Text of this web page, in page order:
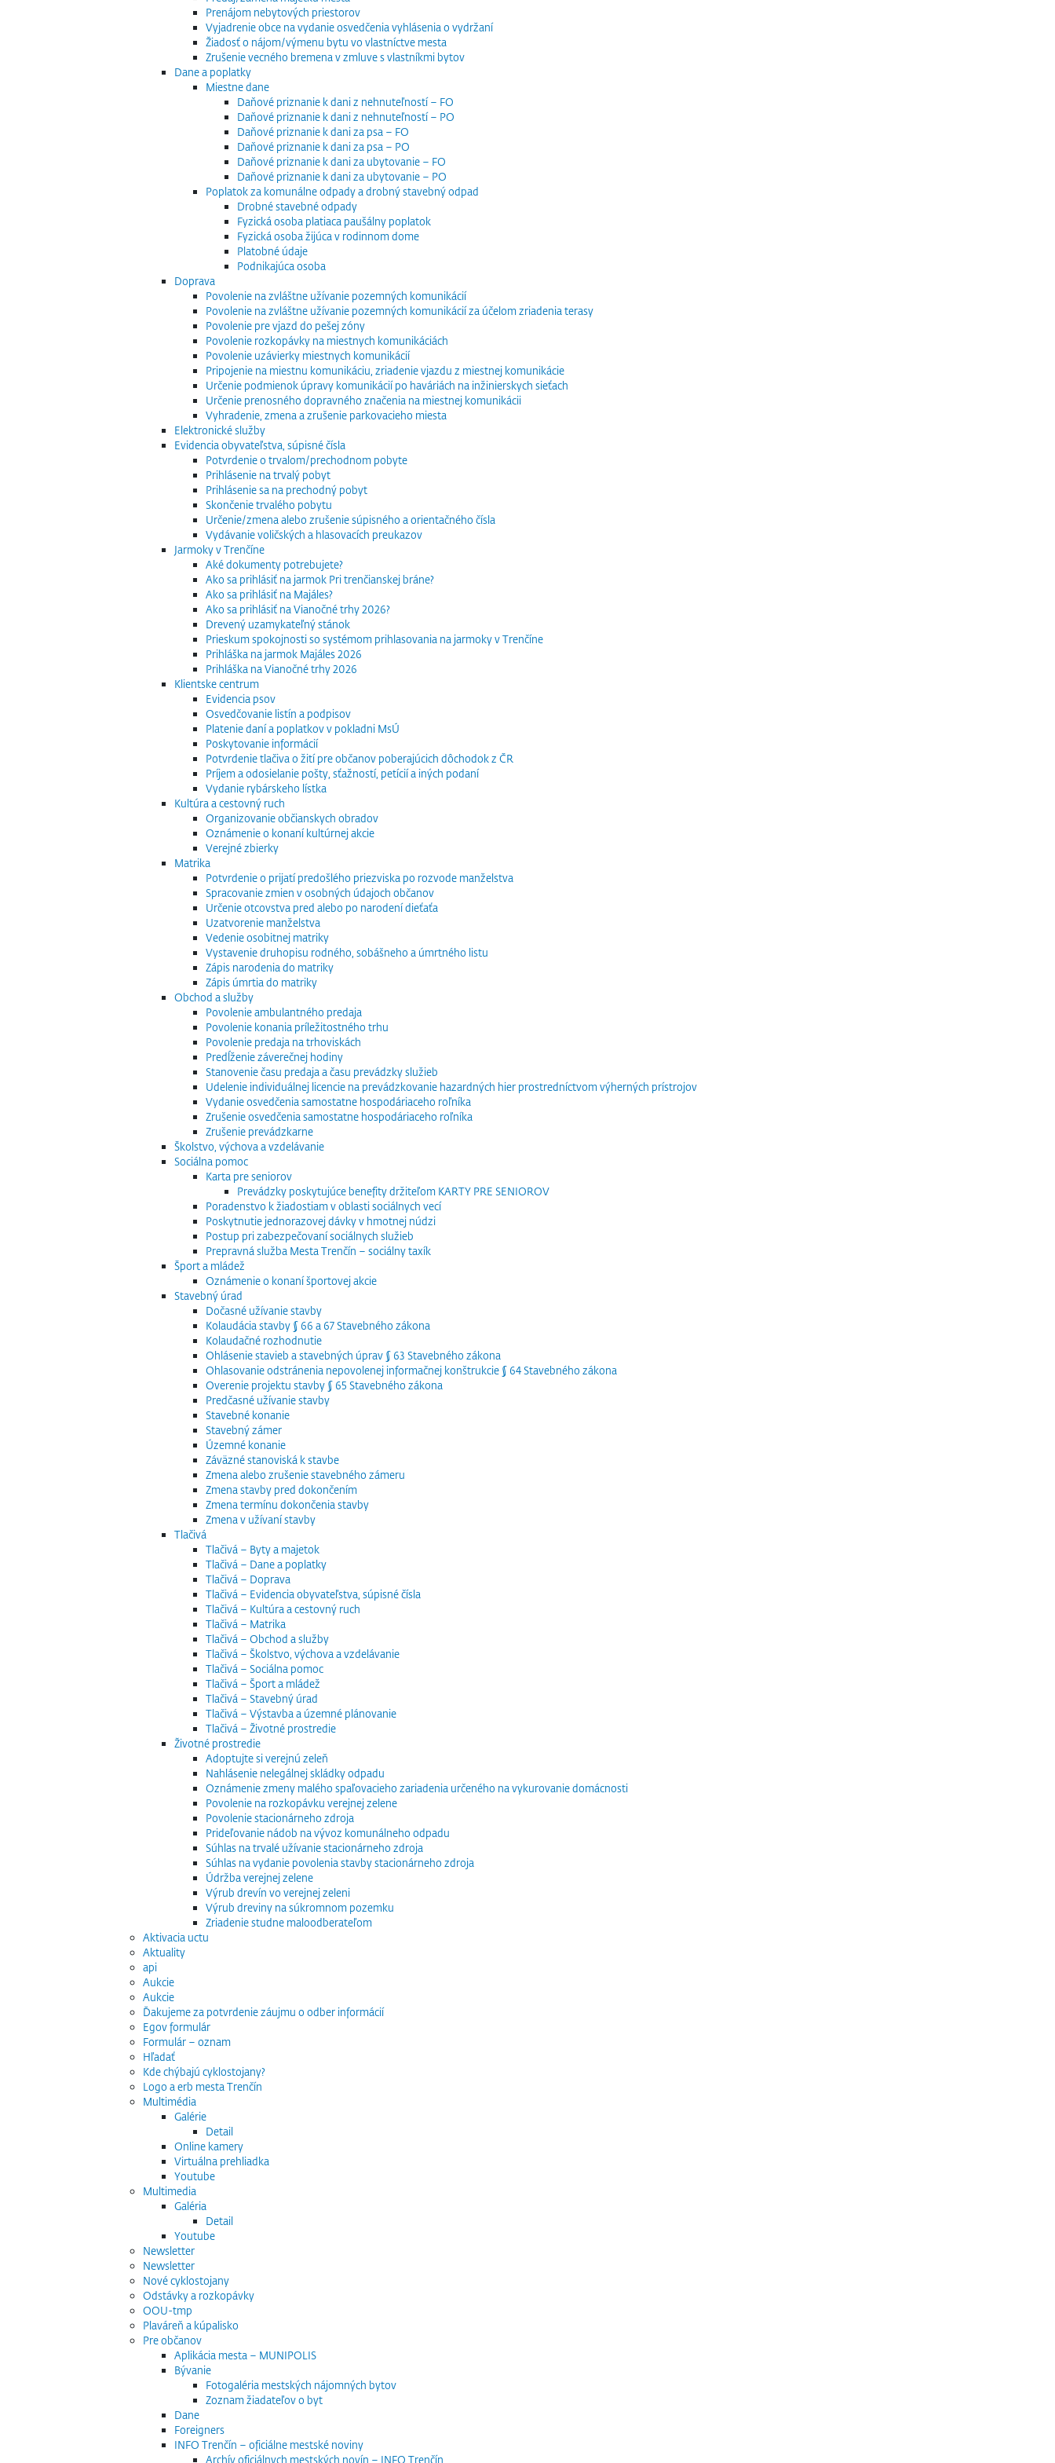
Prenájom nebytových priestorov
Vyjadrenie obce na vydanie osvedčenia vyhlásenia o vydržaní
Žiadosť o nájom/výmenu bytu vo vlastníctve mesta
Zrušenie vecného bremena v zmluve s vlastníkmi bytov
Dane a poplatky
Miestne dane
Daňové priznanie k dani z nehnuteľností – FO
Daňové priznanie k dani z nehnuteľností – PO
Daňové priznanie k dani za psa – FO
Daňové priznanie k dani za psa – PO
Daňové priznanie k dani za ubytovanie – FO
Daňové priznanie k dani za ubytovanie – PO
Poplatok za komunálne odpady a drobný stavebný odpad
Drobné stavebné odpady
Fyzická osoba platiaca paušálny poplatok
Fyzická osoba žijúca v rodinnom dome
Platobné údaje
Podnikajúca osoba
Doprava
Povolenie na zvláštne užívanie pozemných komunikácií
Povolenie na zvláštne užívanie pozemných komunikácií za účelom zriadenia terasy
Povolenie pre vjazd do pešej zóny
Povolenie rozkopávky na miestnych komunikáciách
Povolenie uzávierky miestnych komunikácií
Pripojenie na miestnu komunikáciu, zriadenie vjazdu z miestnej komunikácie
Určenie podmienok úpravy komunikácií po haváriách na inžinierskych sieťach
Určenie prenosného dopravného značenia na miestnej komunikácii
Vyhradenie, zmena a zrušenie parkovacieho miesta
Elektronické služby
Evidencia obyvateľstva, súpisné čísla
Potvrdenie o trvalom/prechodnom pobyte
Prihlásenie na trvalý pobyt
Prihlásenie sa na prechodný pobyt
Skončenie trvalého pobytu
Určenie/zmena alebo zrušenie súpisného a orientačného čísla
Vydávanie voličských a hlasovacích preukazov
Jarmoky v Trenčíne
Aké dokumenty potrebujete?
Ako sa prihlásiť na jarmok Pri trenčianskej bráne?
Ako sa prihlásiť na Majáles?
Ako sa prihlásiť na Vianočné trhy 2026?
Drevený uzamykateľný stánok
Prieskum spokojnosti so systémom prihlasovania na jarmoky v Trenčíne
Prihláška na jarmok Majáles 2026
Prihláška na Vianočné trhy 2026
Klientske centrum
Evidencia psov
Osvedčovanie listín a podpisov
Platenie daní a poplatkov v pokladni MsÚ
Poskytovanie informácií
Potvrdenie tlačiva o žití pre občanov poberajúcich dôchodok z ČR
Príjem a odosielanie pošty, sťažností, petícií a iných podaní
Vydanie rybárskeho lístka
Kultúra a cestovný ruch
Organizovanie občianskych obradov
Oznámenie o konaní kultúrnej akcie
Verejné zbierky
Matrika
Potvrdenie o prijatí predošlého priezviska po rozvode manželstva
Spracovanie zmien v osobných údajoch občanov
Určenie otcovstva pred alebo po narodení dieťaťa
Uzatvorenie manželstva
Vedenie osobitnej matriky
Vystavenie druhopisu rodného, sobášneho a úmrtného listu
Zápis narodenia do matriky
Zápis úmrtia do matriky
Obchod a služby
Povolenie ambulantného predaja
Povolenie konania príležitostného trhu
Povolenie predaja na trhoviskách
Predĺženie záverečnej hodiny
Stanovenie času predaja a času prevádzky služieb
Udelenie individuálnej licencie na prevádzkovanie hazardných hier prostredníctvom výherných prístrojov
Vydanie osvedčenia samostatne hospodáriaceho roľníka
Zrušenie osvedčenia samostatne hospodáriaceho roľníka
Zrušenie prevádzkarne
Školstvo, výchova a vzdelávanie
Sociálna pomoc
Karta pre seniorov
Prevádzky poskytujúce benefity držiteľom KARTY PRE SENIOROV
Poradenstvo k žiadostiam v oblasti sociálnych vecí
Poskytnutie jednorazovej dávky v hmotnej núdzi
Postup pri zabezpečovaní sociálnych služieb
Prepravná služba Mesta Trenčín – sociálny taxík
Šport a mládež
Oznámenie o konaní športovej akcie
Stavebný úrad
Dočasné užívanie stavby
Kolaudácia stavby § 66 a 67 Stavebného zákona
Kolaudačné rozhodnutie
Ohlásenie stavieb a stavebných úprav § 63 Stavebného zákona
Ohlasovanie odstránenia nepovolenej informačnej konštrukcie § 64 Stavebného zákona
Overenie projektu stavby § 65 Stavebného zákona
Predčasné užívanie stavby
Stavebné konanie
Stavebný zámer
Územné konanie
Záväzné stanoviská k stavbe
Zmena alebo zrušenie stavebného zámeru
Zmena stavby pred dokončením
Zmena termínu dokončenia stavby
Zmena v užívaní stavby
Tlačivá
Tlačivá – Byty a majetok
Tlačivá – Dane a poplatky
Tlačivá – Doprava
Tlačivá – Evidencia obyvateľstva, súpisné čísla
Tlačivá – Kultúra a cestovný ruch
Tlačivá – Matrika
Tlačivá – Obchod a služby
Tlačivá – Školstvo, výchova a vzdelávanie
Tlačivá – Sociálna pomoc
Tlačivá – Šport a mládež
Tlačivá – Stavebný úrad
Tlačivá – Výstavba a územné plánovanie
Tlačivá – Životné prostredie
Životné prostredie
Adoptujte si verejnú zeleň
Nahlásenie nelegálnej skládky odpadu
Oznámenie zmeny malého spaľovacieho zariadenia určeného na vykurovanie domácnosti
Povolenie na rozkopávku verejnej zelene
Povolenie stacionárneho zdroja
Prideľovanie nádob na vývoz komunálneho odpadu
Súhlas na trvalé užívanie stacionárneho zdroja
Súhlas na vydanie povolenia stavby stacionárneho zdroja
Údržba verejnej zelene
Výrub drevín vo verejnej zeleni
Výrub dreviny na súkromnom pozemku
Zriadenie studne maloodberateľom
Aktivacia uctu
Aktuality
api
Aukcie
Aukcie
Ďakujeme za potvrdenie záujmu o odber informácií
Egov formulár
Formulár – oznam
Hľadať
Kde chýbajú cyklostojany?
Logo a erb mesta Trenčín
Multimédia
Galérie
Detail
Online kamery
Virtuálna prehliadka
Youtube
Multimedia
Galéria
Detail
Youtube
Newsletter
Newsletter
Nové cyklostojany
Odstávky a rozkopávky
OOU-tmp
Plaváreň a kúpalisko
Pre občanov
Aplikácia mesta – MUNIPOLIS
Bývanie
Fotogaléria mestských nájomných bytov
Zoznam žiadateľov o byt
Dane
Foreigners
INFO Trenčín – oficiálne mestské noviny
Archív oficiálnych mestských novín – INFO Trenčín